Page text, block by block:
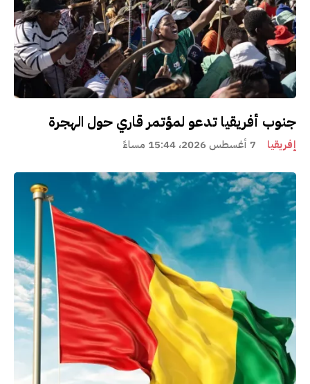
جنوب أفريقيا تدعو لمؤتمر قاري حول الهجرة
إفريقيا 7 أغسطس 2026، 15:44 مساءً